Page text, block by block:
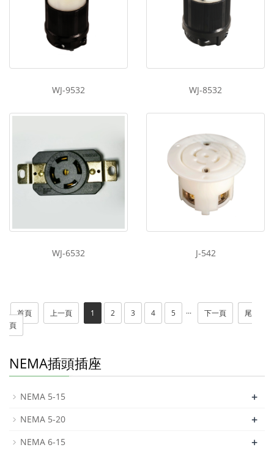
WJ-9532 WJ-8532
WJ-6532 J-542
首頁 上一頁 1 2 3 4 5 ··· 下一頁
尾
頁
NEMA插頭插座
NEMA 5-15 +
NEMA 5-20 +
NEMA 6-15 +